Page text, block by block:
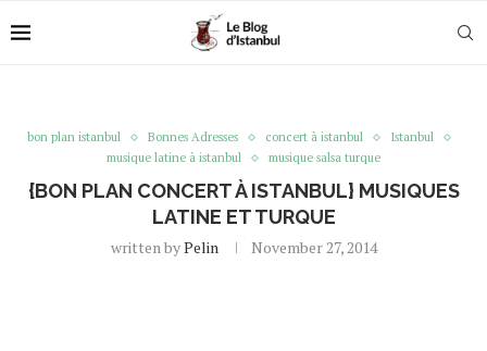
bon plan istanbul Bonnes Adresses concert à istanbul
Istanbul
musique latine à istanbul
musique salsa turque
{BON PLAN CONCERT À ISTANBUL} MUSIQUES
LATINE ET TURQUE
written byPelin November 27, 2014